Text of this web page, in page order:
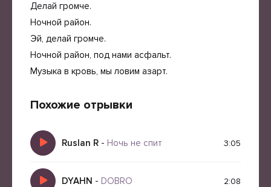
Делай громче.
Ночной район.
Эй, делай громче.
Ночной район, под нами асфальт.
Музыка в кровь, мы ловим азарт.
Похожие отрывки
Ruslan R - Ночь не спит 3:05
DYAHN - DOBRO 2:08